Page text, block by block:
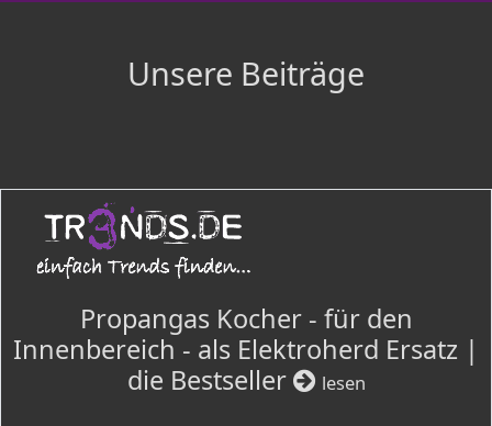
Unsere Beiträge
Propangas Kocher - für den
Innenbereich - als Elektroherd Ersatz |
die Bestseller
lesen